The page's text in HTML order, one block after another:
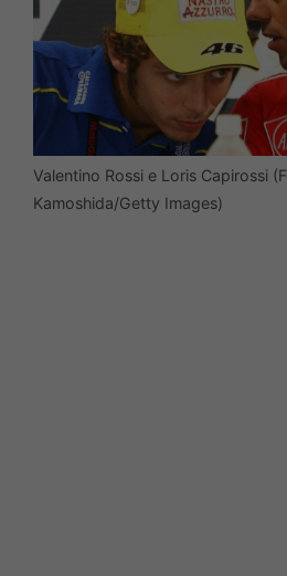
Valentino Rossi e Loris Capirossi
Kamoshida/Getty Images)